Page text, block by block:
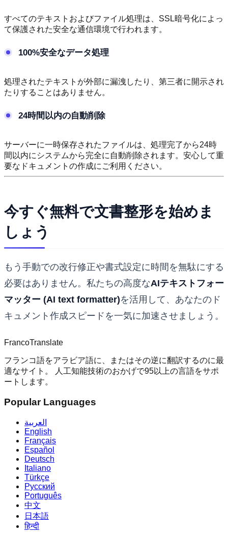
すべてのテキストおよびファイル処理は、SSL暗号化によっ
て保護された安全な通信環境で行われます。
100%安全なデータ処理
処理されたテキストが外部に漏洩したり、第三者に開示され
たりすることはありません。
24時間以内の自動削除
サーバーに一時保存されたファイルは、処理完了から24時
間以内にシステムから完全に自動削除されます。安心して重
要なドキュメントの作成にご利用ください。
今すぐ無料で文書整形を始めま
しょう
もう手動での改行修正や書式設定に時間を無駄にする
必要はありません。私たちの高度なAIテキストフォー
マッター (AI text formatter)を活用して、あなたのド
キュメント作成スピードを一気に加速させましょう。
FrancoTranslate
フランコ語をアラビア語に、またはその逆に翻訳するのに最
適なサイト。 人工知能技術のおかげで95以上の言語をサポ
ートします。
Popular Languages
العربية
English
Français
Español
Deutsch
Italiano
Türkçe
Русский
Português
中文
日本語
हिन्दी